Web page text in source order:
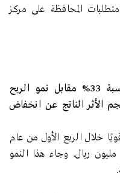
المحافظة على مركز
* ما أسباب ارتفاع صافي الربح بنسبة 33% مقابل نمو الربح
وما حجم الأثر الناتج عن انخفاض
خلال الربع الأول من عام
2026، حيث بلغ صافي الربح 84.89 مليون ريال. وجاء هذا النمو